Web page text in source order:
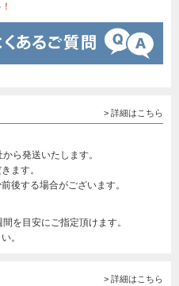
> 詳細はこちら
ら発送いたします。
ます。
後する場合がございます。
を目安にご指定頂けます。
。
> 詳細はこちら